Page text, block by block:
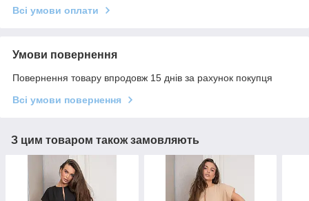
Всі умови оплати
Умови повернення
Повернення товару впродовж 15 днів за рахунок покупця
Всі умови повернення
З цим товаром також замовляють